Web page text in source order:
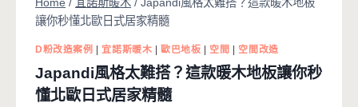
Home / 宜諾斯暖木 / Japandi風格太難搭？這款暖木地板
讓你秒懂北歐日式居家精髓
D粉改造案例 | 宜諾斯暖木 |歐巴地板 | 空間 | 空間改造
Japandi風格太難搭？這款暖木地板讓你秒
懂北歐日式居家精髓